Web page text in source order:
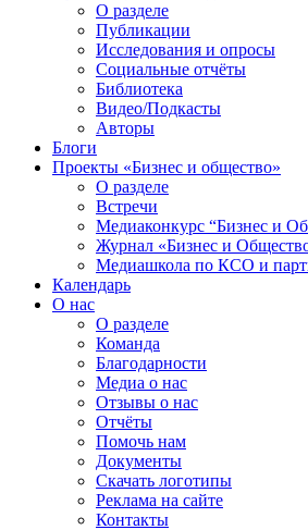
О разделе
Публикации
Исследования и опросы
Социальные отчёты
Библиотека
Видео/Подкасты
Авторы
Блоги
Проекты «Бизнес и общество»
О разделе
Встречи
Медиаконкурс “Бизнес и
Журнал «Бизнес и
Медиашкола по КСО и
Календарь
О нас
О разделе
Команда
Благодарности
Медиа о нас
Отзывы о нас
Отчёты
Помочь нам
Документы
Скачать логотипы
Реклама на сайте
Контакты